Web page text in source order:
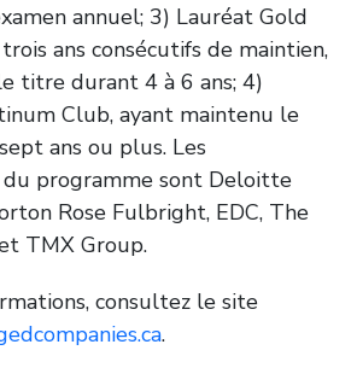
annuel; 3) Lauréat Gold
ans consécutifs de maintien,
titre durant 4 à 6 ans; 4)
Club, ayant maintenu le
ans ou plus. Les
du programme sont Deloitte
Rose Fulbright, EDC, The
TMX Group.
consultez le site
.